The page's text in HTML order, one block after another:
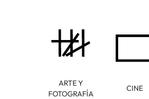
ARTE Y
FOTOGRAFÍA
CINE